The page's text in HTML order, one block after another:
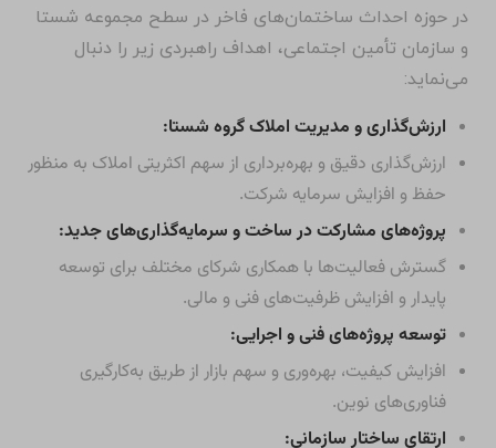
در حوزه احداث ساختمان‌های فاخر در سطح مجموعه شستا
و سازمان تأمین اجتماعی، اهداف راهبردی زیر را دنبال
می‌نماید:
ارزش‌گذاری و مدیریت املاک گروه شستا:
ارزش‌گذاری دقیق و بهره‌برداری از سهم اکثریتی املاک به منظور
حفظ و افزایش سرمایه شرکت.
پروژه‌های مشارکت در ساخت و سرمایه‌گذاری‌های جدید:
گسترش فعالیت‌ها با همکاری شرکای مختلف برای توسعه
پایدار و افزایش ظرفیت‌های فنی و مالی.
توسعه پروژه‌های فنی و اجرایی:
افزایش کیفیت، بهره‌وری و سهم بازار از طریق به‌کارگیری
فناوری‌های نوین.
ارتقای ساختار سازمانی: